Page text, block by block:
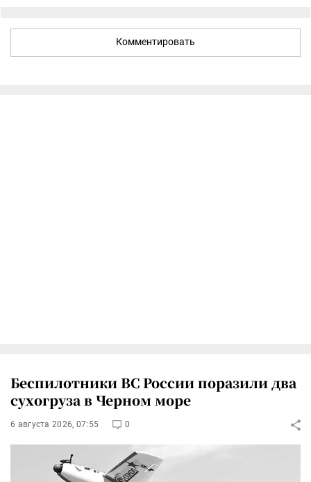
Комментировать
Беспилотники ВС России поразили два
сухогруза в Черном море
6 августа 2026, 07:55 0